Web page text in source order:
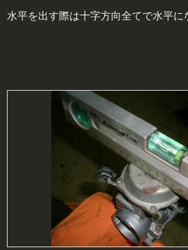
水平を出す際は十字方向全てで水平に